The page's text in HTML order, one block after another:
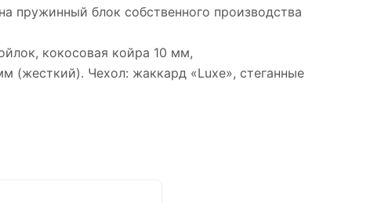
пружинный блок собственного производства
кокосовая койра 10 мм,
(жесткий). Чехол: жаккард «Luxe», стеганные